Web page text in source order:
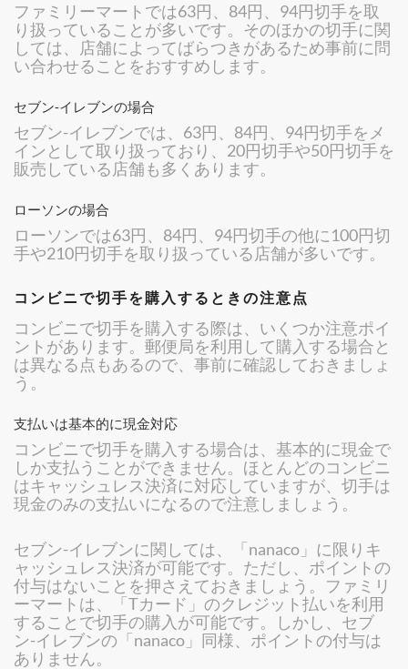
ファミリーマートでは63円、84円、94円切手を取
り扱っていることが多いです。そのほかの切手に関
しては、店舗によってばらつきがあるため事前に問
い合わせることをおすすめします。
セブン-イレブンの場合
セブン-イレブンでは、63円、84円、94円切手をメ
インとして取り扱っており、20円切手や50円切手を
販売している店舗も多くあります。
ローソンの場合
ローソンでは63円、84円、94円切手の他に100円切
手や210円切手を取り扱っている店舗が多いです。
コンビニで切手を購入するときの注意点
コンビニで切手を購入する際は、いくつか注意ポイ
ントがあります。郵便局を利用して購入する場合と
は異なる点もあるので、事前に確認しておきましょ
う。
支払いは基本的に現金対応
コンビニで切手を購入する場合は、基本的に現金で
しか支払うことができません。ほとんどのコンビニ
はキャッシュレス決済に対応していますが、切手は
現金のみの支払いになるので注意しましょう。
セブン-イレブンに関しては、「nanaco」に限りキ
ャッシュレス決済が可能です。ただし、ポイントの
付与はないことを押さえておきましょう。ファミリ
ーマートは、「Tカード」のクレジット払いを利用
することで切手の購入が可能です。しかし、セブ
ン-イレブンの「nanaco」同様、ポイントの付与は
ありません。